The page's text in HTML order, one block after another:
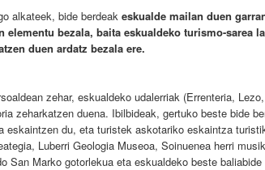
alkateek, bide berdeak eskualde mailan duen
bezala, baita eskualdeko turismo-sarea
duen ardatz bezala ere.
zehar, eskualdeko udalerriak (Errenteria,
zeharkatzen duena. Ibilbideak, gertuko beste bide
eskaintzen du, eta turistek askotariko eskaintza
Luberri Geologia Museoa, Soinuenea herri
Marko gotorlekua eta eskualdeko beste baliabide